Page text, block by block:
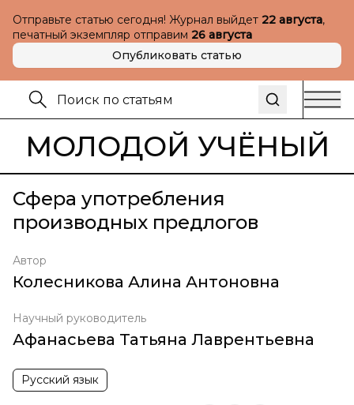
Отправьте статью сегодня! Журнал выйдет 22 августа,
печатный экземпляр отправим 26 августа
Опубликовать статью
МОЛОДОЙ УЧЁНЫЙ
Сфера употребления
производных предлогов
Автор
Колесникова Алина Антоновна
Научный руководитель
Афанасьева Татьяна Лаврентьевна
Русский язык